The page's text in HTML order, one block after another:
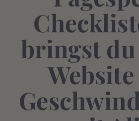
bringst